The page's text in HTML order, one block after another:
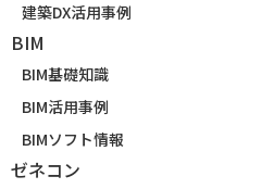
建築DX活用事例
BIM
BIM基礎知識
BIM活用事例
BIMソフト情報
ゼネコン